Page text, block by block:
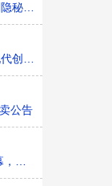
秘胜地
创新的甜蜜传承
公告
探寻社区花园里的